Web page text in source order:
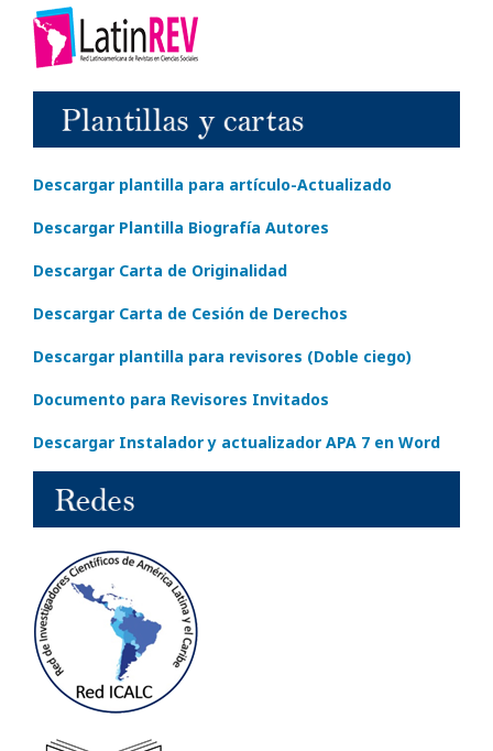
Descargar plantilla para artículo-Actualizado
Descargar Plantilla Biografía Autores
Descargar Carta de Originalidad
Descargar Carta de Cesión de Derechos
Descargar plantilla para revisores (Doble ciego)
Documento para Revisores Invitados
Descargar Instalador y actualizador APA 7 en Word